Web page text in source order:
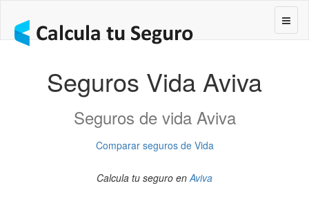
Seguros Vida Aviva
Seguros de vida Aviva
Comparar seguros de Vida
Calcula tu seguro enAviva